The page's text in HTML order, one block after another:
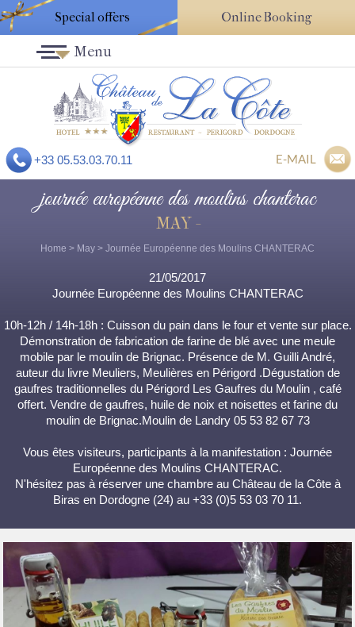
Special offers Online Booking
+33 05.53.03.70.11 E-MAIL
Menu
journée européenne des moulins chanterac
MAY -
Home > May > Journée Européenne des Moulins CHANTERAC
21/05/2017
Journée Européenne des Moulins CHANTERAC
10h-12h / 14h-18h : Cuisson du pain dans le four et vente sur place.
Démonstration de fabrication de farine de blé avec une meule
mobile par le moulin de Brignac. Présence de M. Guilli André,
auteur du livre Meuliers, Meulières en Périgord .Dégustation de
gaufres traditionnelles du Périgord Les Gaufres du Moulin , café
offert. Vendre de gaufres, huile de noix et noisettes et farine du
moulin de Brignac.Moulin de Landry 05 53 82 67 73
Vous êtes visiteurs, participants à la manifestation : Journée
Européenne des Moulins CHANTERAC.
N'hésitez pas à réserver une chambre au Château de la Côte à
Biras en Dordogne (24) au +33 (0)5 53 03 70 11.